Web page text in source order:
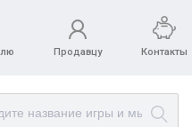
Продавцу Контакты